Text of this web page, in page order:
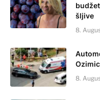
šljive
8.
8.